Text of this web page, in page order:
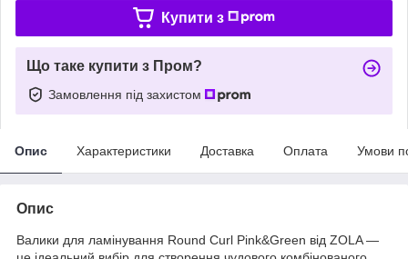
Купити з
Що таке купити з Пром?
Замовлення під захистом
Опис Характеристики Доставка Оплата Умови
Опис
Валики для ламінування Round Curl Pink&Green від ZOLA —